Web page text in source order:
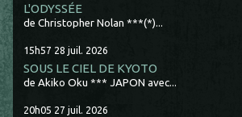
L'ODYSSÉE
de Christopher Nolan ***(*)...
15h57 28 juil. 2026
SOUS LE CIEL DE KYOTO
de Akiko Oku *** JAPON avec...
20h05 27 juil. 2026